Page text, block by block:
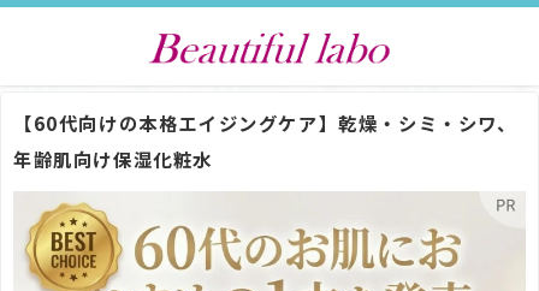
【60代向けの本格エイジングケア】乾燥・シミ・シワ、
年齢肌向け保湿化粧水